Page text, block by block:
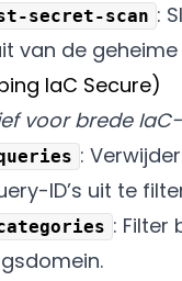
secret-scan :
van de
IaC Secure)
voor brede
:
ID’s uit te
: Filter